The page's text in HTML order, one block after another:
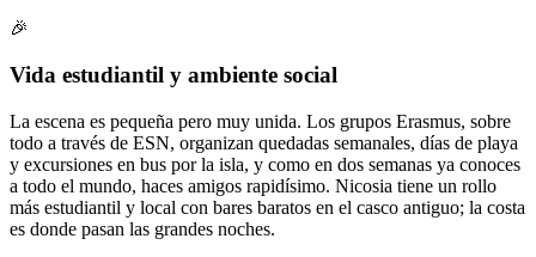
🎉
Vida estudiantil y ambiente social
La escena es pequeña pero muy unida. Los grupos Erasmus, sobre
todo a través de ESN, organizan quedadas semanales, días de playa
y excursiones en bus por la isla, y como en dos semanas ya conoces
a todo el mundo, haces amigos rapidísimo. Nicosia tiene un rollo
más estudiantil y local con bares baratos en el casco antiguo; la costa
es donde pasan las grandes noches.